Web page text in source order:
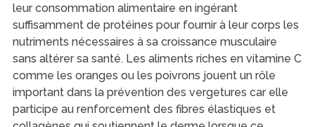
leur consommation alimentaire en ingérant
suffisamment de protéines pour fournir à leur corps les
nutriments nécessaires à sa croissance musculaire
sans altérer sa santé. Les aliments riches en vitamine C
comme les oranges ou les poivrons jouent un rôle
important dans la prévention des vergetures car elle
participe au renforcement des fibres élastiques et